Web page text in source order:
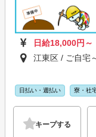
日給18,000円～
江東区 / ご自宅
日払い・週払い 寮・社
キープする